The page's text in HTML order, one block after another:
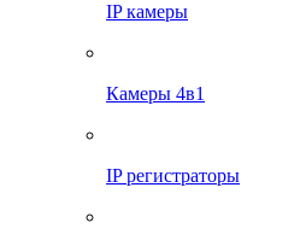
IP камеры
Камеры 4в1
IP регистраторы